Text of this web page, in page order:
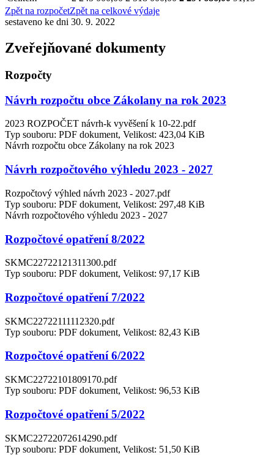
Zpět na rozpočetZpět na celkové výdaje
sestaveno ke dni 30. 9. 2022
Zveřejňované dokumenty
Rozpočty
Návrh rozpočtu obce Zákolany na rok 2023
2023 ROZPOČET návrh-k vyvěšení k 10-22.pdf
Typ souboru: PDF dokument, Velikost: 423,04 KiB
Návrh rozpočtu obce Zákolany na rok 2023
Návrh rozpočtového výhledu 2023 - 2027
Rozpočtový výhled návrh 2023 - 2027.pdf
Typ souboru: PDF dokument, Velikost: 297,48 KiB
Návrh rozpočtového výhledu 2023 - 2027
Rozpočtové opatření 8/2022
SKMC22722121311300.pdf
Typ souboru: PDF dokument, Velikost: 97,17 KiB
Rozpočtové opatření 7/2022
SKMC22722111112320.pdf
Typ souboru: PDF dokument, Velikost: 82,43 KiB
Rozpočtové opatření 6/2022
SKMC22722101809170.pdf
Typ souboru: PDF dokument, Velikost: 96,53 KiB
Rozpočtové opatření 5/2022
SKMC22722072614290.pdf
Typ souboru: PDF dokument, Velikost: 51,50 KiB